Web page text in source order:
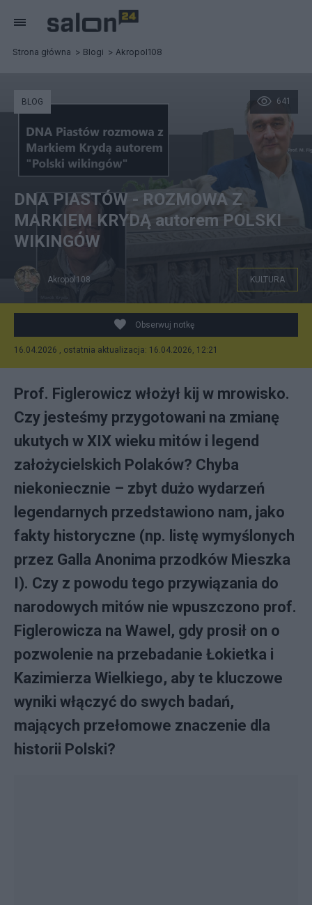
Strona główna Blogi Akropol108
DNA Piastów Rozmowa z Markiem Krydą
641
BLOG
DNA PIASTÓW - ROZMOWA Z
MARKIEM KRYDĄ autorem POLSKI
WIKINGÓW
Akropol108 KULTURA
Obserwuj notkę
16.04.2026 , ostatnia aktualizacja: 16.04.2026, 12:21
Prof. Figlerowicz włożył kij w mrowisko.
Czy jesteśmy przygotowani na zmianę
ukutych w XIX wieku mitów i legend
założycielskich Polaków? Chyba
niekoniecznie – zbyt dużo wydarzeń
legendarnych przedstawiono nam, jako
fakty historyczne (np. listę wymyślonych
przez Galla Anonima przodków Mieszka
I). Czy z powodu tego przywiązania do
narodowych mitów nie wpuszczono prof.
Figlerowicza na Wawel, gdy prosił on o
pozwolenie na przebadanie Łokietka i
Kazimierza Wielkiego, aby te kluczowe
wyniki włączyć do swych badań,
mających przełomowe znaczenie dla
historii Polski?